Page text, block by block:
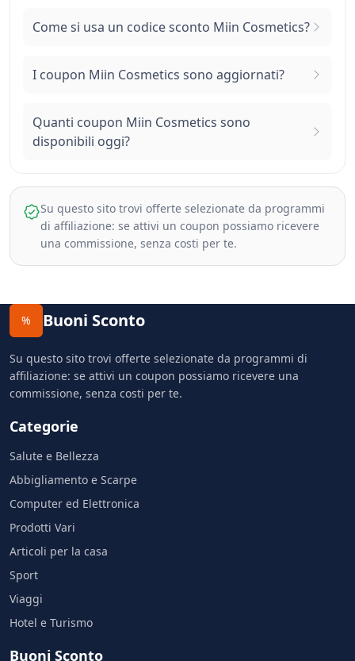
Come si usa un codice sconto Miin Cosmetics?
I coupon Miin Cosmetics sono aggiornati?
Quanti coupon Miin Cosmetics sono
disponibili oggi?
Su questo sito trovi offerte selezionate da programmi
di affiliazione: se attivi un coupon possiamo ricevere
una commissione, senza costi per te.
% Buoni Sconto
Su questo sito trovi offerte selezionate da programmi di
affiliazione: se attivi un coupon possiamo ricevere una
commissione, senza costi per te.
Categorie
Salute e Bellezza
Abbigliamento e Scarpe
Computer ed Elettronica
Prodotti Vari
Articoli per la casa
Sport
Viaggi
Hotel e Turismo
Buoni Sconto